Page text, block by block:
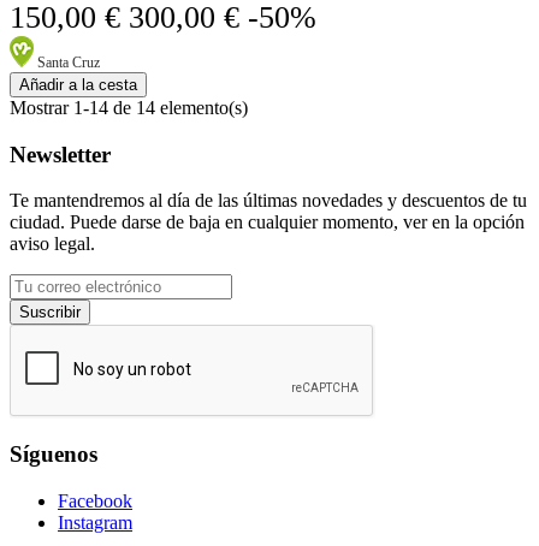
150,00 € 300,00 € -50%
Santa Cruz
Añadir a la cesta
Mostrar 1-14 de 14 elemento(s)
Newsletter
Te mantendremos al día de las últimas novedades y descuentos de tu
ciudad. Puede darse de baja en cualquier momento, ver en la opción
aviso legal.
Suscribir
Síguenos
Facebook
Instagram